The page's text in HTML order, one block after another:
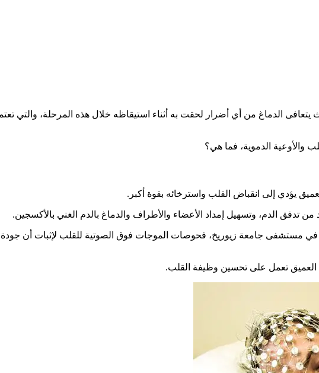
الدماغ من أي أضرار لحقت به أثناء استيقاظه خلال هذه المرحلة، والتي
والأوعية الدموية، فما هي؟
يؤدي إلى انقباض القلب واسترخائه بقوة أكبر.
تدفق الدم، وتسهيل إمداد الأعضاء والأطراف والدماغ بالدم الغني بالأكسجين.
جامعة زيوريخ، فحوصات الموجات فوق الصوتية للقلب لإثبات أن جودة
العميق تعمل على تحسين وظيفة القلب.